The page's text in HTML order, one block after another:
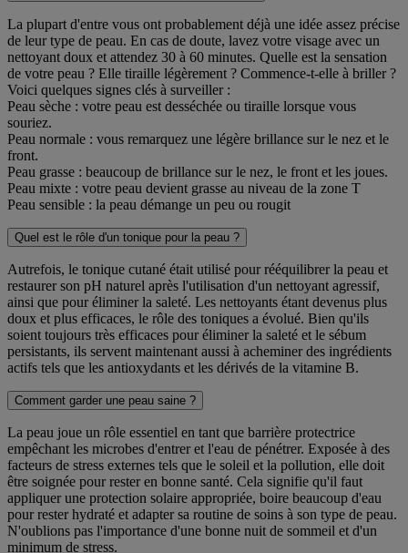
La plupart d'entre vous ont probablement déjà une idée assez précise
de leur type de peau. En cas de doute, lavez votre visage avec un
nettoyant doux et attendez 30 à 60 minutes. Quelle est la sensation
de votre peau ? Elle tiraille légèrement ? Commence-t-elle à briller ?
Voici quelques signes clés à surveiller :
Peau sèche : votre peau est desséchée ou tiraille lorsque vous
souriez.
Peau normale : vous remarquez une légère brillance sur le nez et le
front.
Peau grasse : beaucoup de brillance sur le nez, le front et les joues.
Peau mixte : votre peau devient grasse au niveau de la zone T
Peau sensible : la peau démange un peu ou rougit
Quel est le rôle d'un tonique pour la peau ?
Autrefois, le tonique cutané était utilisé pour rééquilibrer la peau et
restaurer son pH naturel après l'utilisation d'un nettoyant agressif,
ainsi que pour éliminer la saleté. Les nettoyants étant devenus plus
doux et plus efficaces, le rôle des toniques a évolué. Bien qu'ils
soient toujours très efficaces pour éliminer la saleté et le sébum
persistants, ils servent maintenant aussi à acheminer des ingrédients
actifs tels que les antioxydants et les dérivés de la vitamine B.
Comment garder une peau saine ?
La peau joue un rôle essentiel en tant que barrière protectrice
empêchant les microbes d'entrer et l'eau de pénétrer. Exposée à des
facteurs de stress externes tels que le soleil et la pollution, elle doit
être soignée pour rester en bonne santé. Cela signifie qu'il faut
appliquer une protection solaire appropriée, boire beaucoup d'eau
pour rester hydraté et adapter sa routine de soins à son type de peau.
N'oublions pas l'importance d'une bonne nuit de sommeil et d'un
minimum de stress.